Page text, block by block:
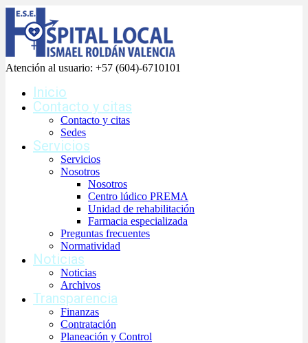
Atención al usuario: +57 (604)-6710101
Inicio
Contacto y citas
Contacto y citas
Sedes
Servicios
Servicios
Nosotros
Nosotros
Centro lúdico PREMA
Unidad de rehabilitación
Farmacia especializada
Preguntas frecuentes
Normatividad
Noticias
Noticias
Archivos
Transparencia
Finanzas
Contratación
Planeación y Control